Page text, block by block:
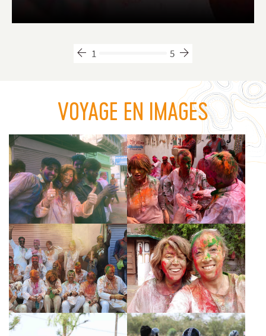
1 5
VOYAGE EN IMAGES